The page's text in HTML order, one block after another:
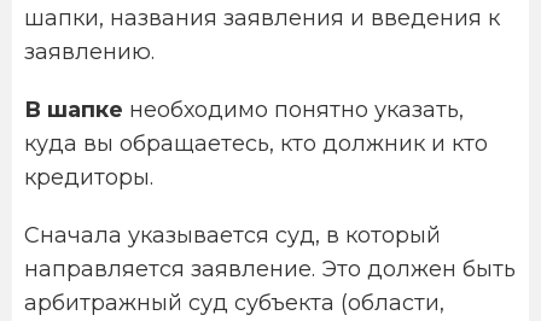
шапки, названия заявления и введения к
заявлению.
В шапке необходимо понятно указать,
куда вы обращаетесь, кто должник и кто
кредиторы.
Сначала указывается суд, в который
направляется заявление. Это должен быть
арбитражный суд субъекта (области,